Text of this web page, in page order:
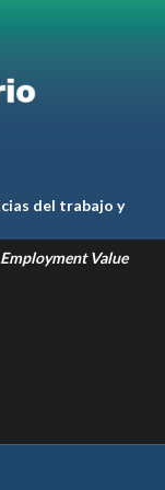
del trabajo y
Value